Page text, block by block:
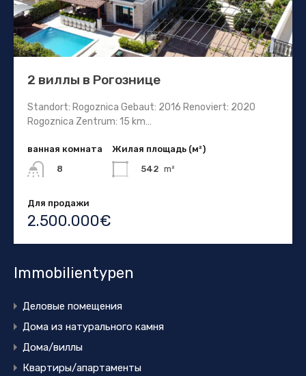
2 виллы в Рогознице
Standort: Rogoznica Gebaut: 2016 Renoviert: 2020
Rogoznica Zentrum: 15 km…
ванная комната
8
Жилая площадь (м²)
542 m²
Для продажи
2.500.000€
Immobilientypen
Деловые помещения
Дома из натурального камня
Дома/виллы
Квартиры/апартаменты